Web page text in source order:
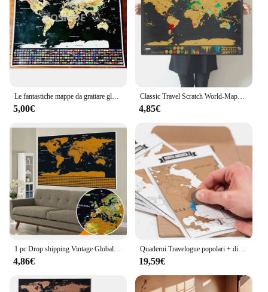
Le fantastiche mappe da grattare globali più vendute-le mappe antigraffio da viaggio Deluxe registrano le tue impronte di viaggio-Dropshipping Y8
5,00€
Classic Travel Scratch World-Maps regalo perfetto per qualsiasi mappa da grattare da viaggio con bandiere per la decorazione della parete della camera da letto della casa dell'ufficio
4,85€
1 pc Drop shipping Vintage Global Scratch Maps dettagli nome del luogo contorni mappe poster 58 x83 CM mappe da grattare con Flags1
4,86€
Quaderni Travelogue popolari + diario turistico con mappa antigraffio con 8 Mini mappe globali 22.5x17x2 CM
19,59€